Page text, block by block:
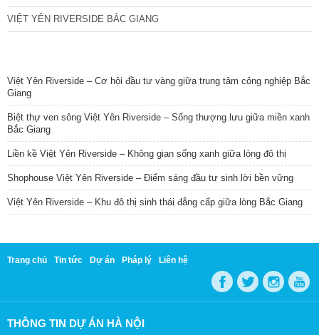
VIỆT YÊN RIVERSIDE BẮC GIANG
Việt Yên Riverside – Cơ hội đầu tư vàng giữa trung tâm công nghiệp Bắc
Giang
Biệt thự ven sông Việt Yên Riverside – Sống thượng lưu giữa miền xanh
Bắc Giang
Liền kề Việt Yên Riverside – Không gian sống xanh giữa lòng đô thị
Shophouse Việt Yên Riverside – Điểm sáng đầu tư sinh lời bền vững
Việt Yên Riverside – Khu đô thị sinh thái đẳng cấp giữa lòng Bắc Giang
Trang chủ Tin tức Dự án Pháp lý Liên hệ
THÔNG TIN DỰ ÁN HÀ NỘI